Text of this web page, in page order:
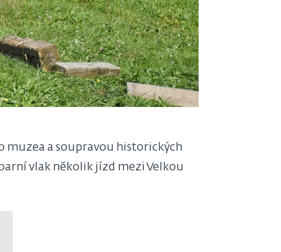
muzea a soupravou historických
vlak několik jízd mezi Velkou